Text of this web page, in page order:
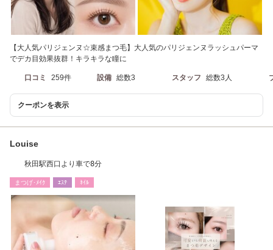
【大人気パリジェンヌ☆束感まつ毛】大人気のパリジェンヌラッシュパーマ
でデカ目効果抜群！キラキラな瞳に
口コミ 259件 設備 総数3 スタッフ 総数3人
クーポンを表示
Louise
秋田駅西口より車で8分
まつげ･ﾒｲｸ ｴｽﾃ ﾈｲﾙ